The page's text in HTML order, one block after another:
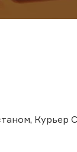
Курьер